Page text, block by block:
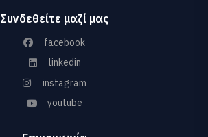
Συνδεθείτε μαζί μας
facebook
linkedin
instagram
youtube